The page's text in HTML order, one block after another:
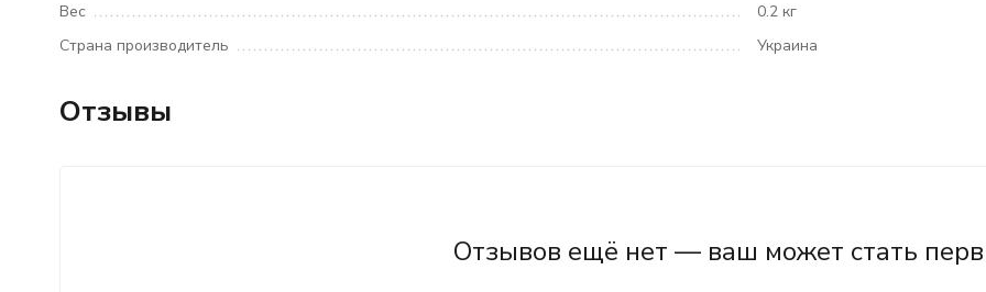
Вес
0.2 кг
Страна производитель
Украина
Отзывы
Отзывов ещё нет — ваш может стать